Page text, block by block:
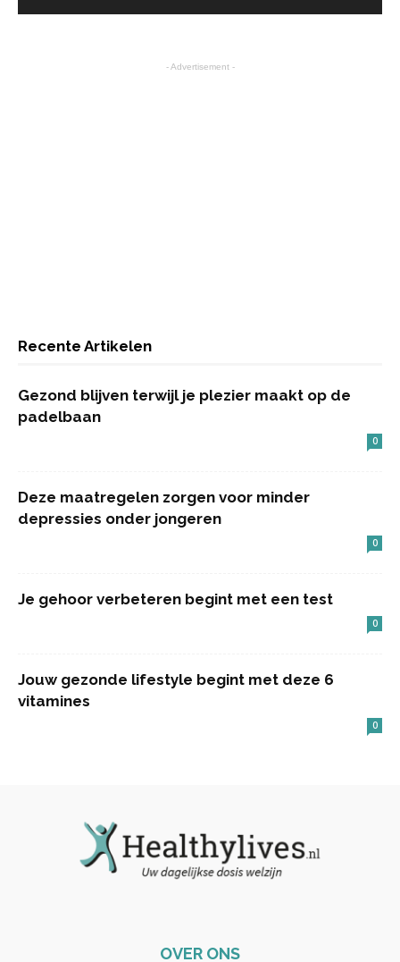
- Advertisement -
Recente Artikelen
Gezond blijven terwijl je plezier maakt op de
padelbaan
0
Deze maatregelen zorgen voor minder
depressies onder jongeren
0
Je gehoor verbeteren begint met een test
0
Jouw gezonde lifestyle begint met deze 6
vitamines
0
OVER ONS